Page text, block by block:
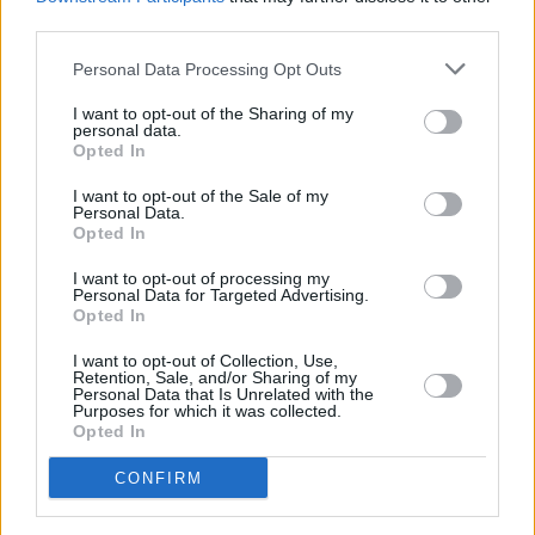
Personal Data Processing Opt Outs
I want to opt-out of the Sharing of my
personal data.
Opted In
I want to opt-out of the Sale of my
Personal Data.
Opted In
I want to opt-out of processing my
Personal Data for Targeted Advertising.
Opted In
I want to opt-out of Collection, Use,
Retention, Sale, and/or Sharing of my
Personal Data that Is Unrelated with the
Purposes for which it was collected.
Opted In
CONFIRM
So
20.9.
Bianca versucht, an den Waffenspezialisten Norman
Jackal
The Day of the Jackal
Die undichte Stelle
Stokes gewarnt wurde. Doch von wem? Der Schakal kann
zunehmende Misstrauen seiner Frau Nuria nicht...
Jackal
Serie/ Thriller-Serie
The Day of the Jackal
Der Schakal trifft Nuria in Paris und versucht, ihr Vertrauen
zurückzugewinnen. Norman Stokes Bruder Larry hat nun
Visier. Sie bekommt Unterstützung von ihrem alten...
the Jackal